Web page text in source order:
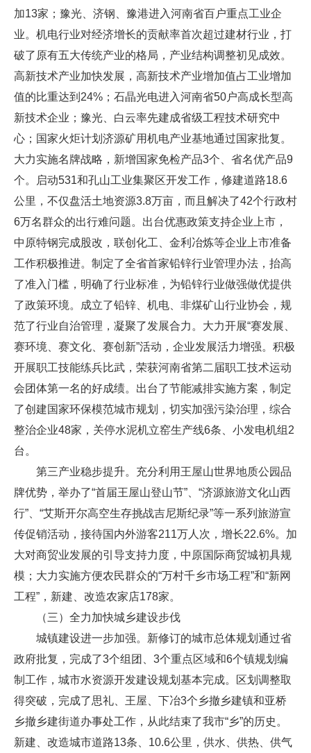
加13家；豫光、济钢、豫港进入河南省百户重点工业企
业。机电行业对经济增长的贡献率首次超过建材行业，打
破了原有五大传统产业的格局，产业结构调整初见成效。
高新技术产业加快发展，高新技术产业增加值占工业增加
值的比重达到24%；石晶光电进入河南省50户高成长型高
新技术企业；豫光、白云率先建成省级工程技术研究中
心；国家火炬计划济源矿用机电产业基地通过国家批复。
大力实施名牌战略，新增国家免检产品3个、省名优产品9
个。启动531和孔山工业集聚区开发工作，修建道路18.6
公里，不仅盘活土地资源3.8万亩，而且解决了42个行政村
6万名群众的出行难问题。出台优惠政策支持企业上市，
中原特钢完成股改，联创化工、金利冶炼等企业上市准备
工作积极推进。制定了全省首家铅锌行业管理办法，抬高
了准入门槛，明确了行业标准，为铅锌行业做强做优提供
了政策环境。成立了铅锌、机电、非煤矿山行业协会，规
范了行业自治管理，凝聚了发展合力。大力开展“赛发展、
赛环境、赛文化、赛创新”活动，企业发展活力增强。积极
开展职工技能练兵比武，荣获河南省第二届职工技术运动
会团体第一名的好成绩。出台了节能减排实施方案，制定
了创建国家环保模范城市规划，切实加强污染治理，综合
整治企业48家，关停水泥机立窑生产线6条、小发电机组2
台。
第三产业稳步提升。充分利用王屋山世界地质公园品
牌优势，举办了“首届王屋山登山节”、“济源旅游文化山西
行”、“艾斯开尔高空生存挑战吉尼斯纪录”等一系列旅游宣
传促销活动，接待国内外游客211万人次，增长22.6%。加
大对商贸业发展的引导支持力度，中原国际商贸城初具规
模；大力实施方便农民群众的“万村千乡市场工程”和“新网
工程”，新建、改造农家店178家。
（三）全力加快城乡建设步伐
城镇建设进一步加强。新修订的城市总体规划通过省
政府批复，完成了3个组团、3个重点区域和6个镇规划编
制工作，城市水资源开发建设规划基本完成。区划调整取
得突破，完成了思礼、王屋、下冶3个乡撤乡建镇和亚桥
乡撤乡建街道办事处工作，从此结束了我市“乡”的历史。
新建、改造城市道路13条、10.6公里，供水、供热、供气